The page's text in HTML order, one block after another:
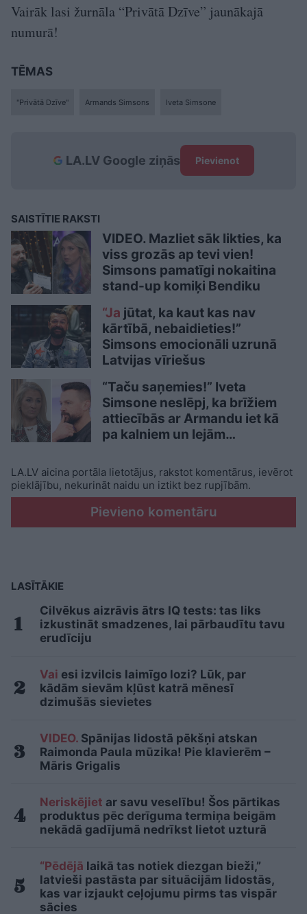
Vairāk lasi žurnāla “Privātā Dzīve” jaunākajā
numurā!
TĒMAS
"Privātā Dzīve" Armands Simsons Iveta Simsone
LA.LV Google ziņās Pievienot
SAISTĪTIE RAKSTI
VIDEO. Mazliet sāk likties, ka
viss grozās ap tevi vien!
Simsons pamatīgi nokaitina
stand-up komiķi Bendiku
“Ja jūtat, ka kaut kas nav
kārtībā, nebaidieties!”
Simsons emocionāli uzrunā
Latvijas vīriešus
“Taču saņemies!” Iveta
Simsone neslēpj, ka brīžiem
attiecībās ar Armandu iet kā
pa kalniem un lejām…
LA.LV aicina portāla lietotājus, rakstot komentārus, ievērot
pieklājību, nekurināt naidu un iztikt bez rupjībām.
Pievieno komentāru
LASĪTĀKIE
Cilvēkus aizrāvis ātrs IQ tests: tas liks
izkustināt smadzenes, lai pārbaudītu tavu
erudīciju
Vai esi izvilcis laimīgo lozi? Lūk, par
kādām sievām kļūst katrā mēnesī
dzimušās sievietes
VIDEO. Spānijas lidostā pēkšņi atskan
Raimonda Paula mūzika! Pie klavierēm –
Māris Grigalis
Neriskējiet ar savu veselību! Šos pārtikas
produktus pēc derīguma termiņa beigām
nekādā gadījumā nedrīkst lietot uzturā
“Pēdējā laikā tas notiek diezgan bieži,”
latvieši pastāsta par situācijām lidostās,
kas var izjaukt ceļojumu pirms tas vispār
sācies